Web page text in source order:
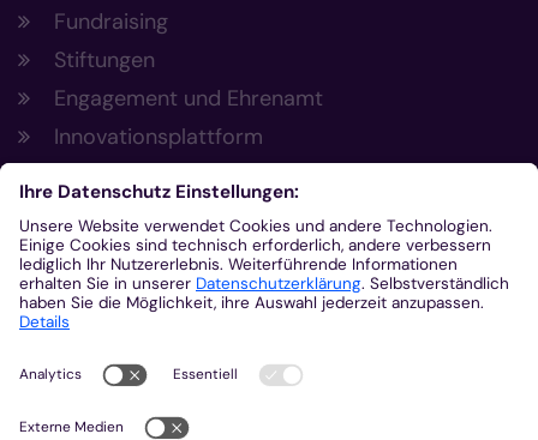
Fundraising
Stiftungen
Engagement und Ehrenamt
Innovationsplattform
Aus der Plattform
Nachrichten
Veranstaltungen
Gottesdienste
Stellenangebote
Kirchenzeitung